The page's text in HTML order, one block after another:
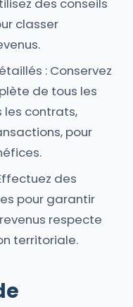
des conseils
classer
: Conservez
de tous les
les contrats,
pour
des
pour garantir
respecte
territoriale.